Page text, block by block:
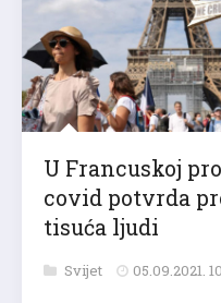
U Francuskoj
covid potvrda
tisuća ljudi
Svijet 05.09.2021.